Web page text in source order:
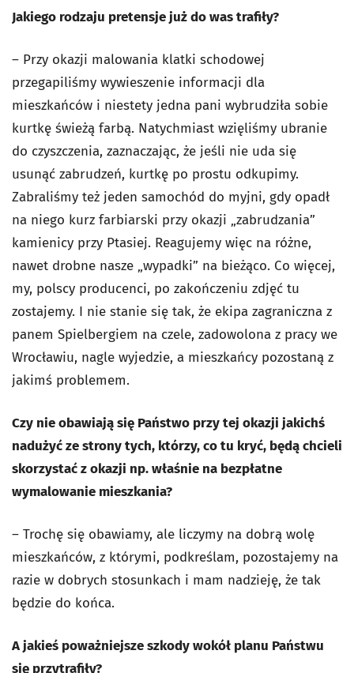
Jakiego rodzaju pretensje już do was trafiły?
– Przy okazji malowania klatki schodowej
przegapiliśmy wywieszenie informacji dla
mieszkańców i niestety jedna pani wybrudziła sobie
kurtkę świeżą farbą. Natychmiast wzięliśmy ubranie
do czyszczenia, zaznaczając, że jeśli nie uda się
usunąć zabrudzeń, kurtkę po prostu odkupimy.
Zabraliśmy też jeden samochód do myjni, gdy opadł
na niego kurz farbiarski przy okazji „zabrudzania”
kamienicy przy Ptasiej. Reagujemy więc na różne,
nawet drobne nasze „wypadki” na bieżąco. Co więcej,
my, polscy producenci, po zakończeniu zdjęć tu
zostajemy. I nie stanie się tak, że ekipa zagraniczna z
panem Spielbergiem na czele, zadowolona z pracy we
Wrocławiu, nagle wyjedzie, a mieszkańcy pozostaną z
jakimś problemem.
Czy nie obawiają się Państwo przy tej okazji jakichś
nadużyć ze strony tych, którzy, co tu kryć, będą chcieli
skorzystać z okazji np. właśnie na bezpłatne
wymalowanie mieszkania?
– Trochę się obawiamy, ale liczymy na dobrą wolę
mieszkańców, z którymi, podkreślam, pozostajemy na
razie w dobrych stosunkach i mam nadzieję, że tak
będzie do końca.
A jakieś poważniejsze szkody wokół planu Państwu
się przytrafiły?